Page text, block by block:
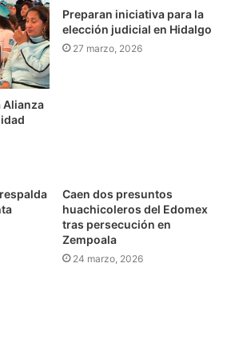
Alianza
Preparan iniciativa para la
elección judicial en Hidalgo
27 marzo, 2026
Caen dos presuntos
huachicoleros del Edomex
tras persecución en
Zempoala
24 marzo, 2026